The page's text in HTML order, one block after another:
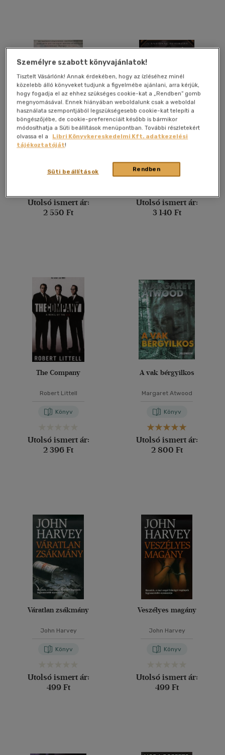
Magyar(8116)
Amerikai angol(3)
Angol (1489)
Angol-amerikai(1)
Dán(1)
Francia(45)
Holland(5)
Vélemény szerint
The Master of Rain
Könyv
Utolsó ismert ár:
2 550 Ft
The Devil in the White City
Könyv
Utolsó ismert ár:
3 140 Ft
The Company
Robert Littell
Könyv
Utolsó ismert ár:
2 396 Ft
A vak bérgyilkos
Margaret Atwood
Könyv
Utolsó ismert ár:
2 800 Ft
Váratlan zsákmány
John Harvey
Könyv
Utolsó ismert ár:
499 Ft
Veszélyes magány
John Harvey
Könyv
Utolsó ismert ár:
499 Ft
Személyre szabott könyvajánlatok!
Tisztelt Vásárlónk! Annak érdekében, hogy az ízléséhez minél
közelebb álló könyveket tudjunk a figyelmébe ajánlani, arra kérjük,
hogy fogadja el az ehhez szükséges cookie-kat a „Rendben” gomb
megnyomásával. Ennek hiányában weboldalunk csak a weboldal
használata szempontjából legszükségesebb cookie-kat telepíti a
böngészőjébe, de cookie-preferenciáit később is bármikor
módosíthatja a Süti beállítások menüpontban. További részletekért
olvassa el a
Libri Könyvkereskedelmi Kft. adatkezelési
tájékoztatóját!
Rendben
Süti beállítások